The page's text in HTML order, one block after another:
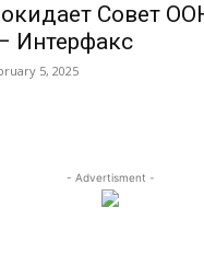
Совет
Интерфакс
5, 2025
- Advertisment -